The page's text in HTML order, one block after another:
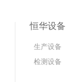
恒华设备
生产设备
检测设备